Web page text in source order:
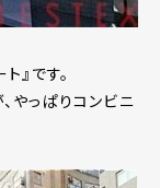
』です。
やっぱりコンビニ